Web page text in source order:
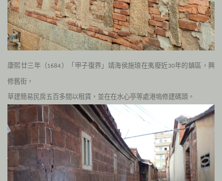
康熙廿三年（1684）「甲子復界」靖海侯施琅在夷廢近30年的鎮區，興
修舊街，
草建簡易民房五百多間以租賃 ，並在在水心亭等處港塢修建碼頭。